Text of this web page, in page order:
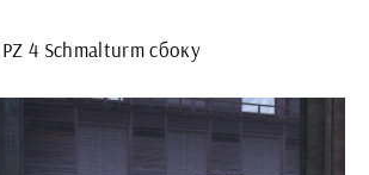
PZ 4 Schmalturm сбоку